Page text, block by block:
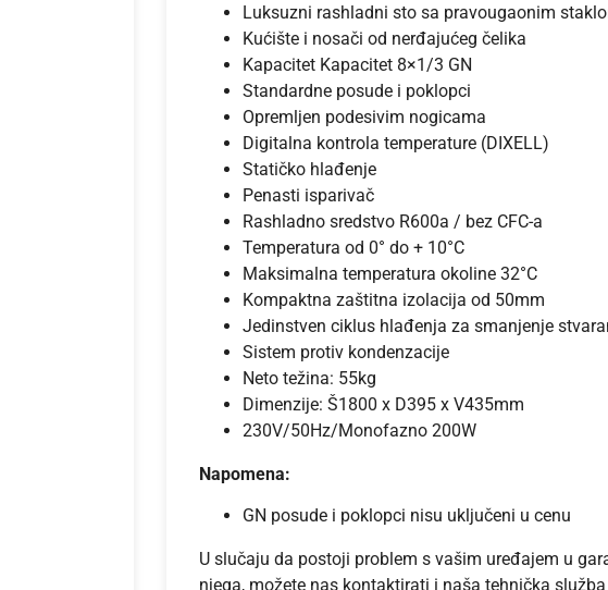
Luksuzni rashladni sto sa pravougaonim
Kućište i nosači od nerđajućeg čelika
Kapacitet Kapacitet 8×1/3 GN
Standardne posude i poklopci
Opremljen podesivim nogicama
Digitalna kontrola temperature (DIXELL)
Statičko hlađenje
Penasti isparivač
Rashladno sredstvo R600a / bez CFC-a
Temperatura od 0° do + 10°C
Maksimalna temperatura okoline 32°C
Kompaktna zaštitna izolacija od 50mm
Jedinstven ciklus hlađenja za smanjenje
Sistem protiv kondenzacije
Neto težina: 55kg
Dimenzije: Š1800 x D395 x V435mm
230V/50Hz/Monofazno 200W
Napomena:
GN posude i poklopci nisu uključeni u cenu
U slučaju da postoji problem s vašim uređajem u
njega, možete nas kontaktirati i naša tehnička